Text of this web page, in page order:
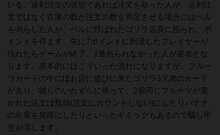
いる、過剰注文の状態であれば注文を取った人が、過剰注
文ではなく在庫の数が注文の数を満足させる場合にはベル
を鳴らした人が、ベルに呼ばれたゴリラ店長に怒られ、ポ
イントを得ます。先に7ポイントに到達したプレイヤーが
現れたらゲームが終了、1番怒られなかった人が勝者とな
ります。基本的にはこういった流れになりますが、フルー
ツカードの中にはお店に遊びに来たゴリラ3兄弟のカード
があり、彼らのいたずらに依って、3個同じフルーツが書
かれた注文は無効(注文にカウントしない)にしたりバナナ
の在庫を無限にしたりといったギミックもあるので騙し甲
斐が増します。